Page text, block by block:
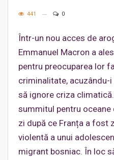
441 0
Într-un nou acces de
Emmanuel Macron a
pentru preocuparea lor
criminalitate, acuzându-i
să ignore criza
summitul pentru oceane
zi după ce Franța a fost
violentă a unui
migrant bosniac. În loc